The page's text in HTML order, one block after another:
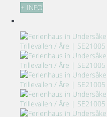
+ INFO